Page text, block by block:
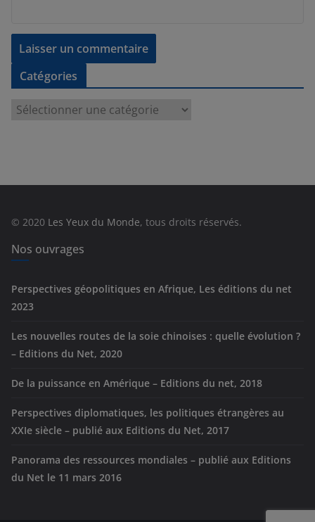
Catégories
e
s
© 2020 Les Yeux du Monde, tous droits réservés.
Nos ouvrages
Perspectives géopolitiques en Afrique, Les éditions du net
2023
Les nouvelles routes de la soie chinoises : quelle évolution ?
– Editions du Net, 2020
De la puissance en Amérique – Editions du net, 2018
Perspectives diplomatiques, les politiques étrangères au
XXIe siècle – publié aux Editions du Net, 2017
Panorama des ressources mondiales – publié aux Editions
du Net le 11 mars 2016